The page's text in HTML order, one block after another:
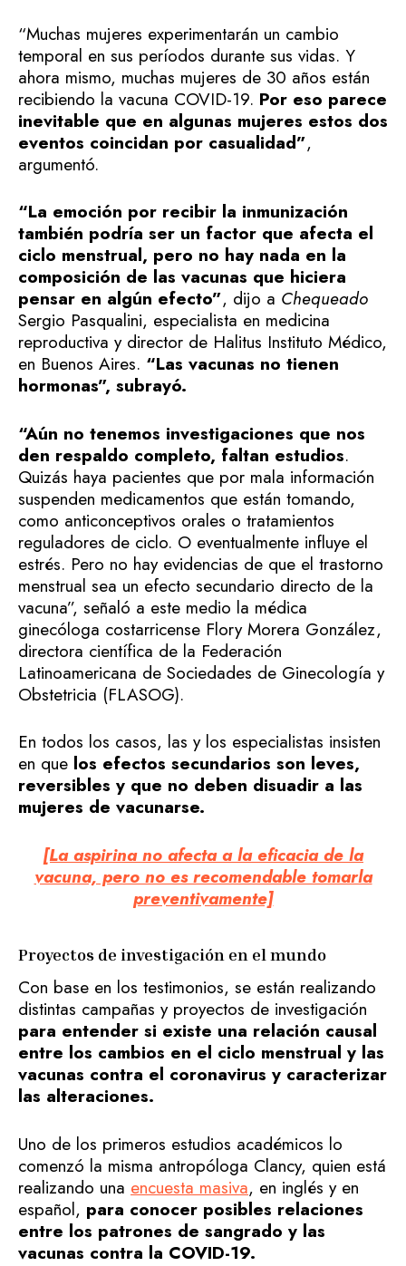
“Muchas mujeres experimentarán un cambio
temporal en sus períodos durante sus vidas. Y
ahora mismo, muchas mujeres de 30 años están
recibiendo la vacuna COVID-19. Por eso parece
inevitable que en algunas mujeres estos dos
eventos coincidan por casualidad”,
argumentó.
“La emoción por recibir la inmunización
también podría ser un factor que afecta el
ciclo menstrual, pero no hay nada en la
composición de las vacunas que hiciera
pensar en algún efecto”, dijo a Chequeado
Sergio Pasqualini, especialista en medicina
reproductiva y director de Halitus Instituto Médico,
en Buenos Aires. “Las vacunas no tienen
hormonas”, subrayó.
“Aún no tenemos investigaciones que nos
den respaldo completo, faltan estudios.
Quizás haya pacientes que por mala información
suspenden medicamentos que están tomando,
como anticonceptivos orales o tratamientos
reguladores de ciclo. O eventualmente influye el
estrés. Pero no hay evidencias de que el trastorno
menstrual sea un efecto secundario directo de la
vacuna”, señaló a este medio la médica
ginecóloga costarricense Flory Morera González,
directora científica de la Federación
Latinoamericana de Sociedades de Ginecología y
Obstetricia (FLASOG).
En todos los casos, las y los especialistas insisten
en que los efectos secundarios son leves,
reversibles y que no deben disuadir a las
mujeres de vacunarse.
[La aspirina no afecta a la eficacia de la
vacuna, pero no es recomendable tomarla
preventivamente]
Proyectos de investigación en el mundo
Con base en los testimonios, se están realizando
distintas campañas y proyectos de investigación
para entender si existe una relación causal
entre los cambios en el ciclo menstrual y las
vacunas contra el coronavirus y caracterizar
las alteraciones.
Uno de los primeros estudios académicos lo
comenzó la misma antropóloga Clancy, quien está
realizando una encuesta masiva, en inglés y en
español, para conocer posibles relaciones
entre los patrones de sangrado y las
vacunas contra la COVID-19.